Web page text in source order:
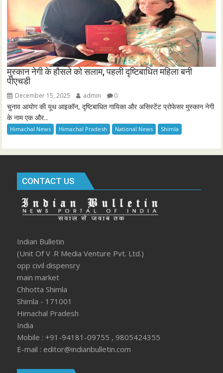
मुस्कान नेगी के हौसले को सलाम, पहली दृष्टिबाधित महिला बनी
पीएचडी
December 15, 2025 admin 0
चुनाव आयोग की यूथ आइकॉन, दृष्टिबाधित गायिका और असिस्टेंट प्रोफेसर मुस्कान नेगी
के नाम एक और...
Himachal News Himachal Pradesh National News Shimla
CONTACT US
Indian Bulletin
(Unit Of V .R Media Venture Pvt. Ltd.)
opp civil dispensry
main market
Chhotta Shimla
Shimla - 171001
Himachal Pradesh
India
Mobile : +91-94181-09755 , 9805424355
E-mail : editor@indianbulletin.com